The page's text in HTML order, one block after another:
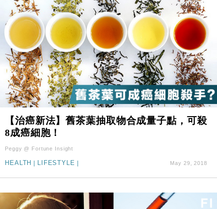
【治癌新法】舊茶葉抽取物合成量子點，可殺
8成癌細胞！
Peggy @ Fortune Insight
HEALTH | LIFESTYLE | May 29, 2018